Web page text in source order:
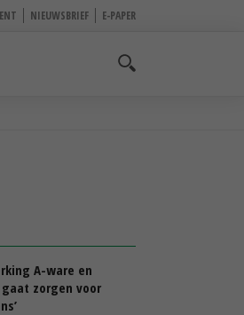
NIEUWSBRIEF E-PAPER
A-ware en
zorgen voor